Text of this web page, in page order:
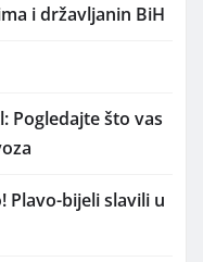
i državljanin BiH
Pogledajte što vas
Plavo-bijeli slavili u